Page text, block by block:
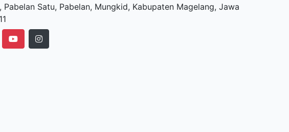
Pabelan Satu, Pabelan, Mungkid, Kabupaten Magelang, Jawa